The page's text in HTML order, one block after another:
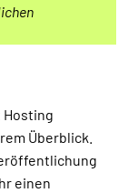
Überblick.
einen